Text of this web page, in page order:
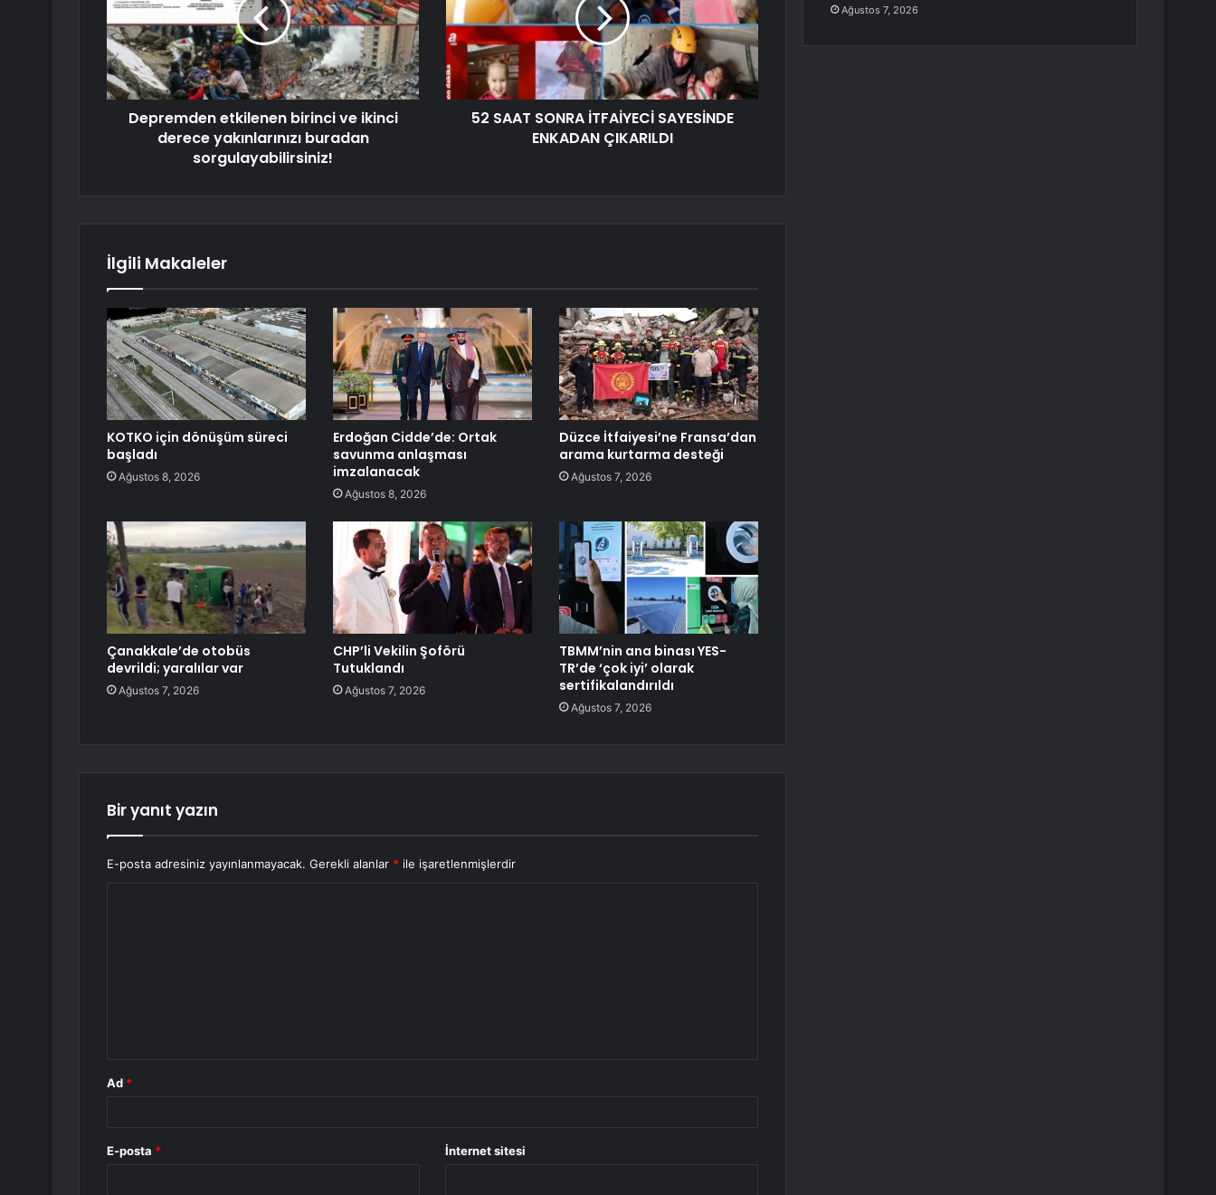
Depremden etkilenen birinci ve ikinci
derece yakınlarınızı buradan
sorgulayabilirsiniz!
52 SAAT SONRA İTFAİYECİ SAYESİNDE
ENKADAN ÇIKARILDI
İlgili Makaleler
KOTKO için dönüşüm süreci
başladı
Ağustos 8, 2026
Erdoğan Cidde’de: Ortak
savunma anlaşması
imzalanacak
Ağustos 8, 2026
Düzce İtfaiyesi’ne Fransa’dan
arama kurtarma desteği
Ağustos 7, 2026
Çanakkale’de otobüs
devrildi; yaralılar var
Ağustos 7, 2026
CHP’li Vekilin Şoförü
Tutuklandı
Ağustos 7, 2026
TBMM’nin ana binası YES-
TR’de ‘çok iyi’ olarak
sertifikalandırıldı
Ağustos 7, 2026
Bir yanıt yazın
E-posta adresiniz yayınlanmayacak. Gerekli alanlar * ile işaretlenmişlerdir
Ad *
E-posta * İnternet sitesi
Ağustos 7, 2026